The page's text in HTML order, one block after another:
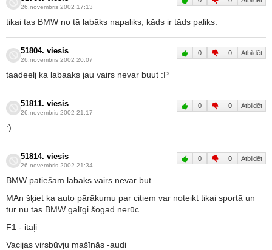
26.novembris 2002 17:13
tikai tas BMW no tā labāks napaliks, kāds ir tāds paliks.
51804. viesis
26.novembris 2002 20:07
0 0 Atbildēt
taadeelj ka labaaks jau vairs nevar buut :P
51811. viesis
26.novembris 2002 21:17
0 0 Atbildēt
:)
51814. viesis
26.novembris 2002 21:34
0 0 Atbildēt
BMW patiešām labāks vairs nevar būt
MAn šķiet ka auto pārākumu par citiem var noteikt tikai sportā un
tur nu tas BMW galīgi šogad nerūc
F1 - itāļi
Vacijas virsbūvju mašīnās -audi